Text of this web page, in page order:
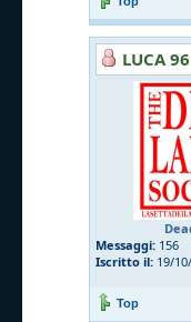
LUCA 96
Messaggi: 156
Iscritto il: 19/
Top